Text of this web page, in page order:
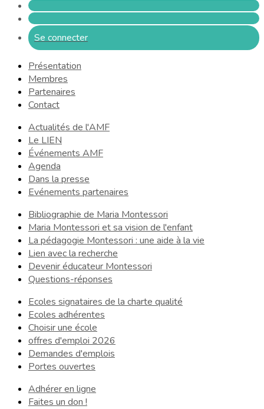
Se connecter
Présentation
Membres
Partenaires
Contact
Actualités de l'AMF
Le LIEN
Événements AMF
Agenda
Dans la presse
Evénements partenaires
Bibliographie de Maria Montessori
Maria Montessori et sa vision de l'enfant
La pédagogie Montessori : une aide à la vie
Lien avec la recherche
Devenir éducateur Montessori
Questions-réponses
Ecoles signataires de la charte qualité
Ecoles adhérentes
Choisir une école
offres d'emploi 2026
Demandes d'emplois
Portes ouvertes
Adhérer en ligne
Faites un don !